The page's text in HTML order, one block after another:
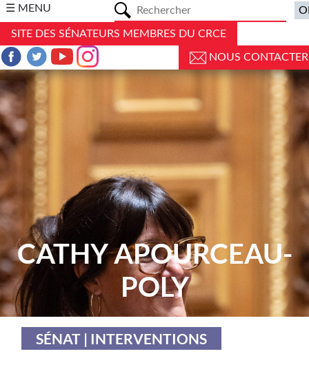
☰ MENU
SITE DES SÉNATEURS MEMBRES DU CRCE
NOUS CONTACTER
CATHY APOURCEAU-
POLY
SÉNAT | INTERVENTIONS